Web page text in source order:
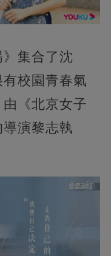
集合了沈
校園青春氣
《北京女子
演黎志執